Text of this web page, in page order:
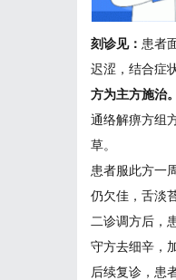
刻诊见： 患者
迟涩，结合症
方为主方施治。
通络解痹方组
草。
患者服此方一
仍欠佳，舌淡
二诊调方后，
守方去细辛，
后续复诊，患